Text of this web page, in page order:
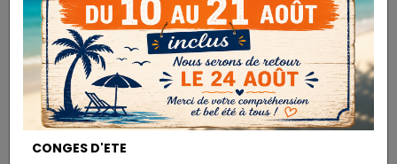
PIGMENTS
CONGES D'ETE